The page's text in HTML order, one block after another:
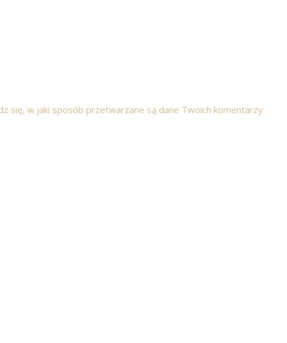
się, w jaki sposób przetwarzane są dane Twoich komentarzy.